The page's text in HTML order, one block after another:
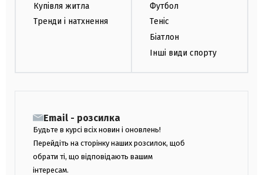
Купівля житла
Тренди і натхнення
Футбол
Теніс
Біатлон
Інші види спорту
Email - розсилка
Будьте в курсі всіх новин і оновлень!
Перейдіть на сторінку наших розсилок, щоб
обрати ті, що відповідають вашим
інтересам.